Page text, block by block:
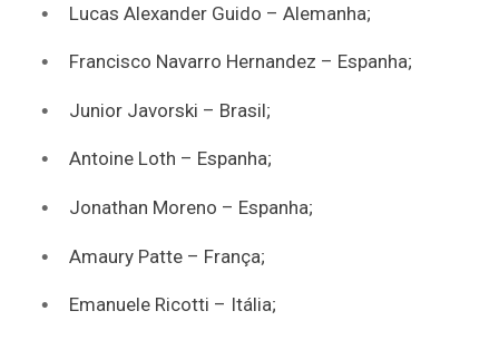
Lucas Alexander Guido – Alemanha;
Francisco Navarro Hernandez – Espanha;
Junior Javorski – Brasil;
Antoine Loth – Espanha;
Jonathan Moreno – Espanha;
Amaury Patte – França;
Emanuele Ricotti – Itália;